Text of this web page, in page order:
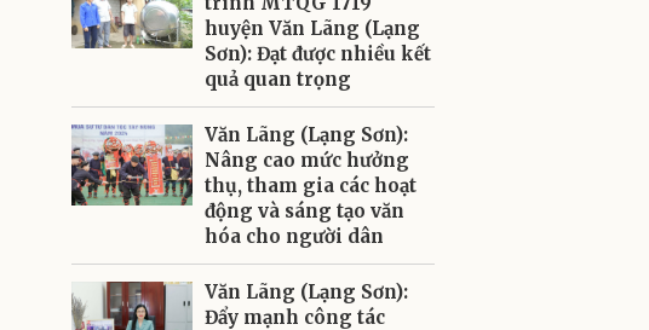
huyện Văn Lãng (Lạng
Sơn): Đạt được nhiều kết
quả quan trọng
Văn Lãng (Lạng Sơn):
Nâng cao mức hưởng
thụ, tham gia các hoạt
động và sáng tạo văn
hóa cho người dân
Văn Lãng (Lạng Sơn):
Đẩy mạnh công tác